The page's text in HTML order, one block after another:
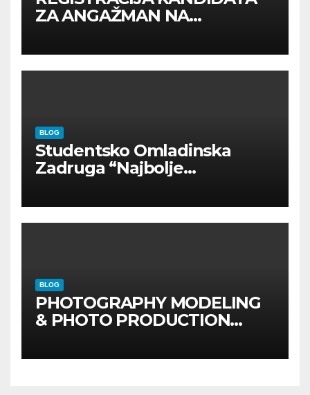
ZA ANGAŽMAN NA
BLOG
Studentsko Omladinska
Zadruga “Najbolje
BLOG
PHOTOGRAPHY MODELING
& PHOTO PRODUCTION
kroz foto modele,